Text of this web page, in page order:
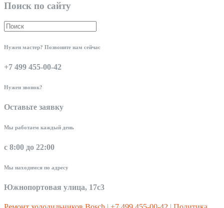
Поиск по сайту
Нужен мастер? Позвоните нам сейчас
+7 499 455-00-42
Нужен звонок?
Оставьте заявку
Мы работаем каждый день
с 8:00 до 22:00
Мы находимся по адресу
Южнопортовая улица, 17с3